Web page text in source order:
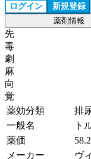
ログイン 新規登録
薬剤情報
先
毒
劇
麻
向
覚
薬効分類
排
一般名
ト
薬価
58.2
メーカー
ヴ